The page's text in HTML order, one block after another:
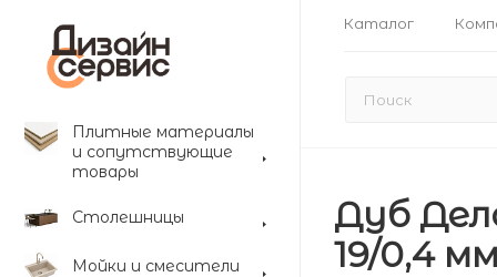
Каталог
Плитные материалы
и сопутствующие
товары
Столешницы
Мойки и смесители
Дуб
19/0,4